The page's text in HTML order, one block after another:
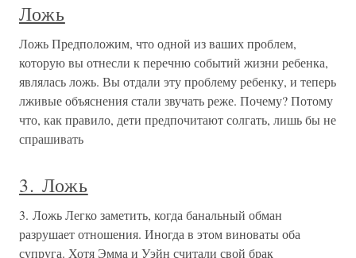
Ложь
Ложь Предположим, что одной из ваших проблем,
которую вы отнесли к перечню событий жизни ребенка,
являлась ложь. Вы отдали эту проблему ребенку, и теперь
лживые объяснения стали звучать реже. Почему? Потому
что, как правило, дети предпочитают солгать, лишь бы не
спрашивать
3. Ложь
3. Ложь Легко заметить, когда банальный обман
разрушает отношения. Иногда в этом виноваты оба
супруга. Хотя Эмма и Уэйн считали свой брак